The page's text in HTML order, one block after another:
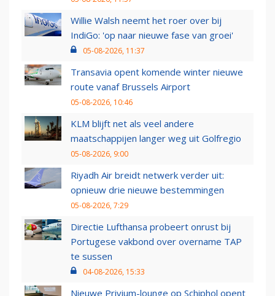
Willie Walsh neemt het roer over bij
IndiGo: 'op naar nieuwe fase van groei'
05-08-2026, 11:37
Transavia opent komende winter nieuwe
route vanaf Brussels Airport
05-08-2026, 10:46
KLM blijft net als veel andere
maatschappijen langer weg uit Golfregio
05-08-2026, 9:00
Riyadh Air breidt netwerk verder uit:
opnieuw drie nieuwe bestemmingen
05-08-2026, 7:29
Directie Lufthansa probeert onrust bij
Portugese vakbond over overname TAP
te sussen
04-08-2026, 15:33
Nieuwe Privium-lounge op Schiphol opent